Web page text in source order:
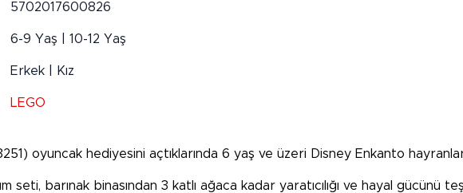
5702017600826
6-9 Yaş | 10-12 Yaş
Erkek | Kız
LEGO
oyuncak hediyesini açtıklarında 6 yaş ve üzeri Disney Enkanto
seti, barınak binasından 3 katlı ağaca kadar yaratıcılığı ve hayal gücünü